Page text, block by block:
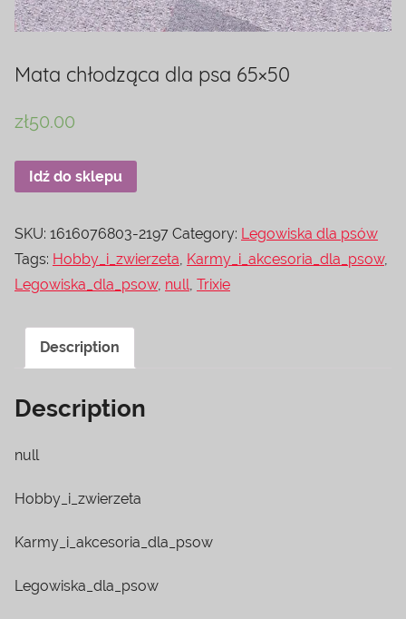
Mata chłodząca dla psa 65×50
zł50.00
Idź do sklepu
SKU: 1616076803-2197 Category: Legowiska dla psów
Tags: Hobby_i_zwierzeta, Karmy_i_akcesoria_dla_psow,
Legowiska_dla_psow, null, Trixie
Description
Description
null
Hobby_i_zwierzeta
Karmy_i_akcesoria_dla_psow
Legowiska_dla_psow